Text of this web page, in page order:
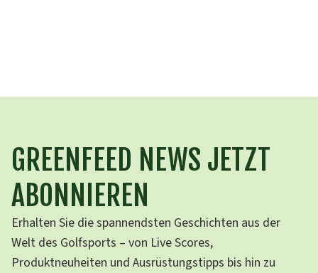
GREENFEED NEWS JETZT
ABONNIEREN
Erhalten Sie die spannendsten Geschichten aus der
Welt des Golfsports – von Live Scores,
Produktneuheiten und Ausrüstungstipps bis hin zu